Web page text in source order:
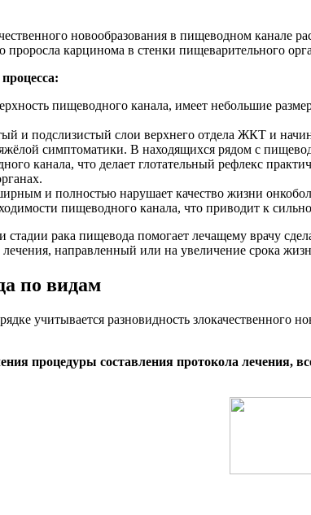
новообразования в пищеводном канале
проросла карцинома в стенки пищеварительного
пищеводного канала, имеет небольшие
и подслизистый слои верхнего отдела ЖКТ и
симптоматики. В находящихся рядом с
канала, что делает глотательный рефлекс
и полностью нарушает качество жизни
пищеводного канала, что приводит к
рака пищевода помогает лечащему врачу
направленный или на увеличение срока
по видам
учитывается разновидность
процедуры составления протокола